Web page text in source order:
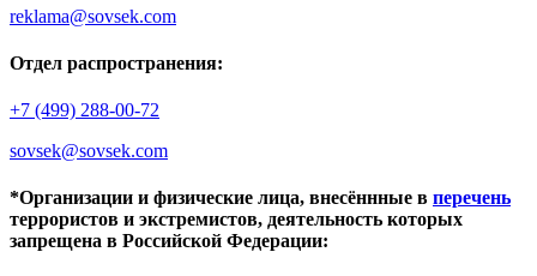
reklama@sovsek.com
Отдел распространения:
+7 (499) 288-00-72
sovsek@sovsek.com
*Организации и физические лица, внесённные в перечень
террористов и экстремистов, деятельность которых
запрещена в Российской Федерации: